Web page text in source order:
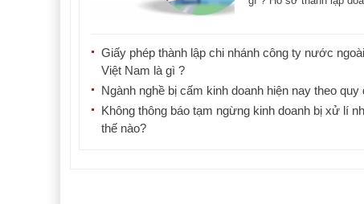
Giấy phép thành lập chi nhánh công ty nước
Việt Nam là gì ?
Ngành nghề bị cấm kinh doanh hiện nay theo quy
Không thông báo tạm ngừng kinh doanh bị xử lí
thế nào?